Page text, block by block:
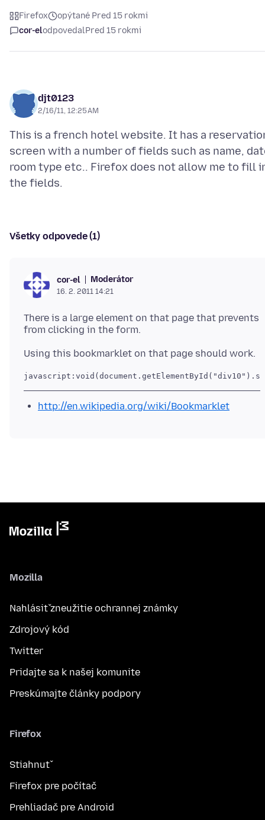
Firefox
opýtané Pred 15 rokmi
cor-elodpovedalPred 15 rokmi
djt0123
2/16/11, 12:25 AM
This is a french hotel website. It has a
screen with a number of fields such as name,
room type etc.. Firefox does not allow me to fill
Všetky odpovede (1)
cor-el Moderátor
16. 2. 2011 14:21
There is a large element on that page that prevents
http://en.wikipedia.org/wiki/Bookmarklet
Mozilla
Nahlásiť zneužitie ochrannej známky
Zdrojový kód
Twitter
Pridajte sa k našej komunite
Preskúmajte články podpory
Firefox
Stiahnuť
Firefox pre počítač
Prehliadač pre Android